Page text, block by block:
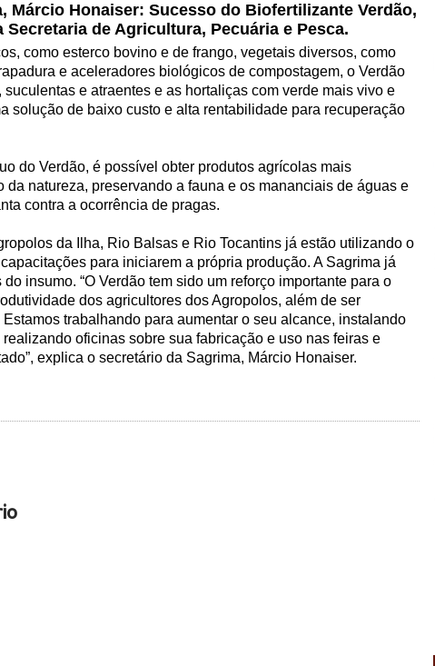
Márcio Honaiser: Sucesso do Biofertilizante Verdão,
de Agricultura, Pecuária e Pesca.
como esterco bovino e de frango, vegetais diversos, como
e aceleradores biológicos de compostagem, o Verdão
e atraentes e as hortaliças com verde mais vivo e
solução de baixo custo e alta rentabilidade para recuperação
do Verdão, é possível obter produtos agrícolas mais
da natureza, preservando a fauna e os mananciais de águas e
contra a ocorrência de pragas.
da Ilha, Rio Balsas e Rio Tocantins já estão utilizando o
para iniciarem a própria produção. A Sagrima já
insumo. “O Verdão tem sido um reforço importante para o
dos agricultores dos Agropolos, além de ser
trabalhando para aumentar o seu alcance, instalando
oficinas sobre sua fabricação e uso nas feiras e
explica o secretário da Sagrima, Márcio Honaiser.